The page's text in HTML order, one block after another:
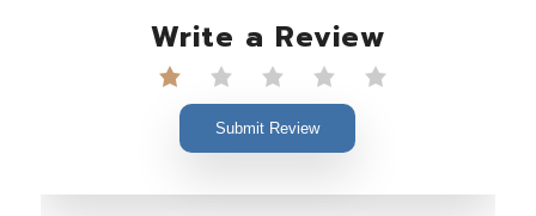
Write a Review
Submit Review